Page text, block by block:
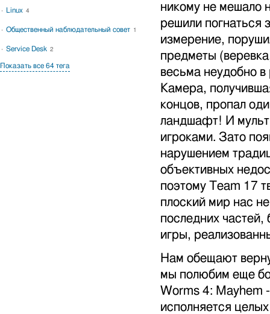
никому не мешало
решили погнаться
измерение,
предметы
весьма неудобно
Камера,
концов, пропал
ландшафт! И
игроками. Зато
нарушением
объективных
поэтому Team 17
плоский мир нас
последних частей,
игры,
Нам обещают
мы полюбим еще
Worms 4: Mayhem
исполняется
Linux 4
Общественный наблюдательный совет 1
Service Desk 2
Показать все 64 тега